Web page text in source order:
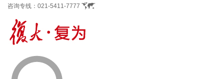
咨询专线： 021-5411-7777